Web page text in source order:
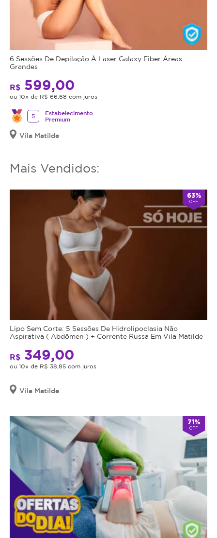
6 Sessões De Depilação À Laser Galaxy Fiber Áreas
Grandes
R$ 599,00
ou 10x de R$ 66,68 com juros
5
Estabelecimento
Premium
Vila Matilde
Mais Vendidos:
63%
OFF
Lipo Sem Corte: 5 Sessões De Hidrolipoclasia Não
Aspirativa ( Abdômen ) + Corrente Russa Em Vila Matilde
R$ 349,00
ou 10x de R$ 38,85 com juros
Vila Matilde
71%
OFF